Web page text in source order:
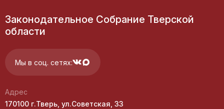
Законодательное Собрание Тверской
области
Мы в соц. сетях:
Адрес
170100 г.Тверь, ул.Советская, 33